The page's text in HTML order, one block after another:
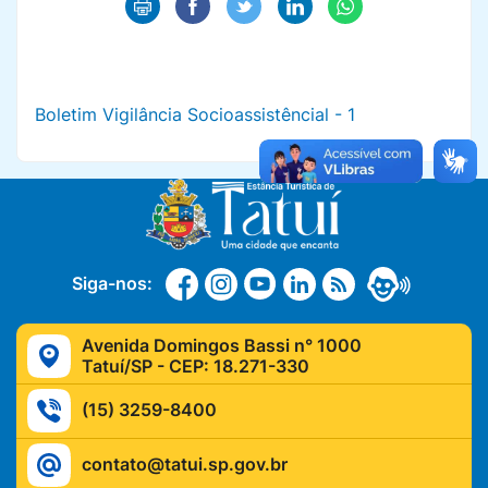
Boletim Vigilância Socioassistêncial - 1
Siga-nos:
Avenida Domingos Bassi n° 1000
Tatuí/SP - CEP: 18.271-330
(15) 3259-8400
contato@tatui.sp.gov.br